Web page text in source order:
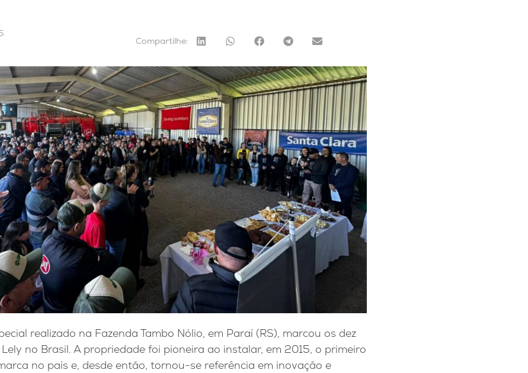
Compartilhe:
realizado na Fazenda Tambo Nólio, em Paraí (RS), marcou os dez
no Brasil. A propriedade foi pioneira ao instalar, em 2015, o primeiro
no país e, desde então, tornou-se referência em inovação e